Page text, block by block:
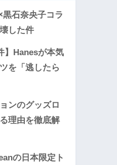
黒石奈央子コラ
した件
】Hanesが本気
を「逃したら
ンのグッズロ
理由を徹底解
の日本限定ト